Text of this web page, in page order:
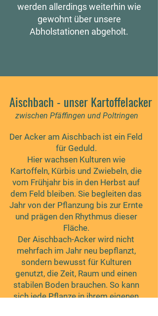
werden allerdings weiterhin wie
gewohnt über unsere
Abholstationen abgeholt.
Aischbach - unser Kartoffelacker
zwischen Pfäffingen und Poltringen
Der Acker am Aischbach ist ein Feld
für Geduld.
Hier wachsen Kulturen wie
Kartoffeln, Kürbis und Zwiebeln, die
vom Frühjahr bis in den Herbst auf
dem Feld bleiben. Sie begleiten das
Jahr von der Pflanzung bis zur Ernte
und prägen den Rhythmus dieser
Fläche.
Der Aischbach-Acker wird nicht
mehrfach im Jahr neu bepflanzt,
sondern bewusst für Kulturen
genutzt, die Zeit, Raum und einen
stabilen Boden brauchen. So kann
sich jede Pflanze in ihrem eigenen